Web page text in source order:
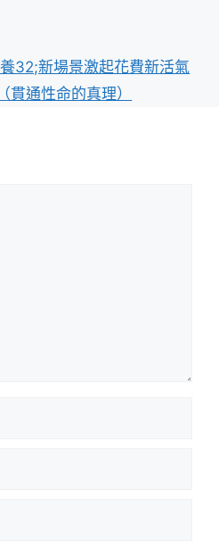
32;新場景激起花費新活氣
貫通性命的真理）